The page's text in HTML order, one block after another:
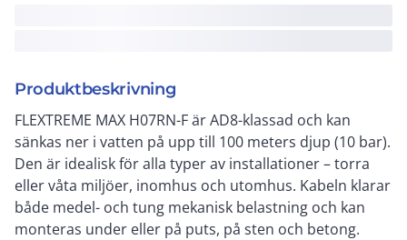
Produktbeskrivning
FLEXTREME MAX H07RN-F är AD8-klassad och kan
sänkas ner i vatten på upp till 100 meters djup (10 bar).
Den är idealisk för alla typer av installationer – torra
eller våta miljöer, inomhus och utomhus. Kabeln klarar
både medel- och tung mekanisk belastning och kan
monteras under eller på puts, på sten och betong.